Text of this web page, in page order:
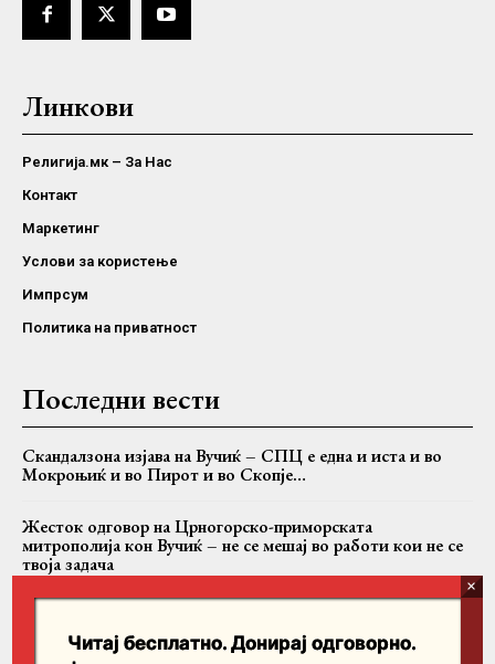
Линкови
Религија.мк – За Нас
Контакт
Маркетинг
Услови за користење
Импрсум
Политика на приватност
Последни вести
Скандалзона изјава на Вучиќ – СПЦ е една и иста и во
Мокроњиќ и во Пирот и во Скопје…
Жесток одговор на Црногорско-приморската
митрополија кон Вучиќ – не се мешај во работи кои не се
твоја задача
или само со критичарот?
Читај бесплатно. Донирај одговорно.